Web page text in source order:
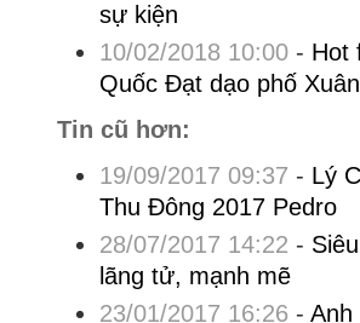
sự kiện
10/02/2018 10:00- Hot
Quốc Đạt dạo phố Xuân
Tin cũ hơn:
19/09/2017 09:37 - Lý
Thu Đông 2017 Pedro
28/07/2017 14:22 -
lãng tử, mạnh mẽ
23/01/2017 16:26 - Anh